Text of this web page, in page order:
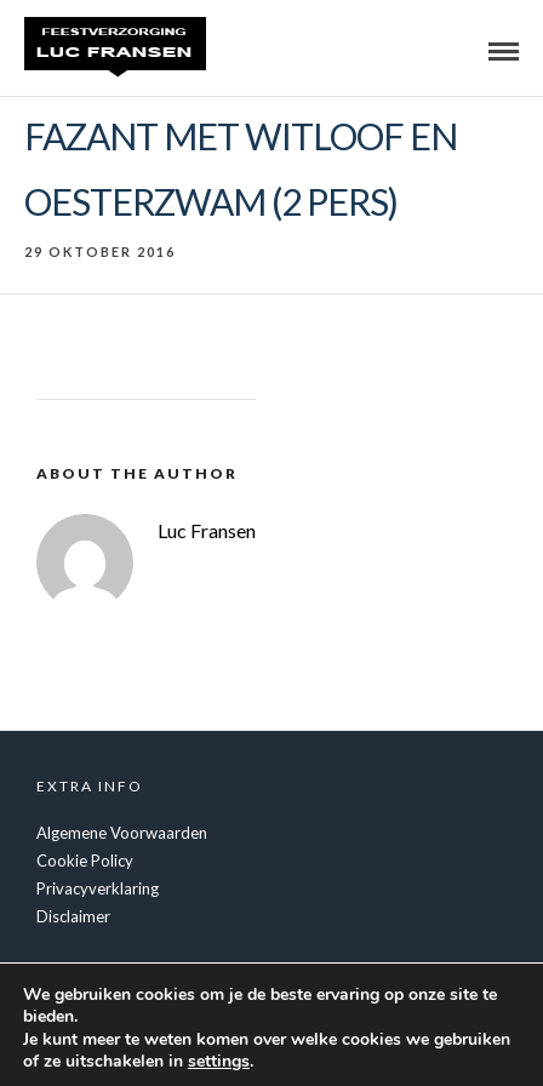
FAZANT MET WITLOOF EN
OESTERZWAM (2 PERS)
29 OKTOBER 2016
ABOUT THE AUTHOR
Luc Fransen
EXTRA INFO
Algemene Voorwaarden
Cookie Policy
Privacyverklaring
Disclaimer
We gebruiken cookies om je de beste ervaring op onze site te
bieden.
Je kunt meer te weten komen over welke cookies we gebruiken
of ze uitschakelen in settings.